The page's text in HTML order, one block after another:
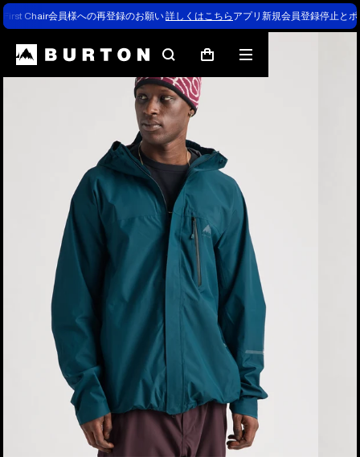
First Chair会員様への再登録のお願い詳しくはこちら アプリ新規会員登録停止と
検
索
カ
メ
ニ